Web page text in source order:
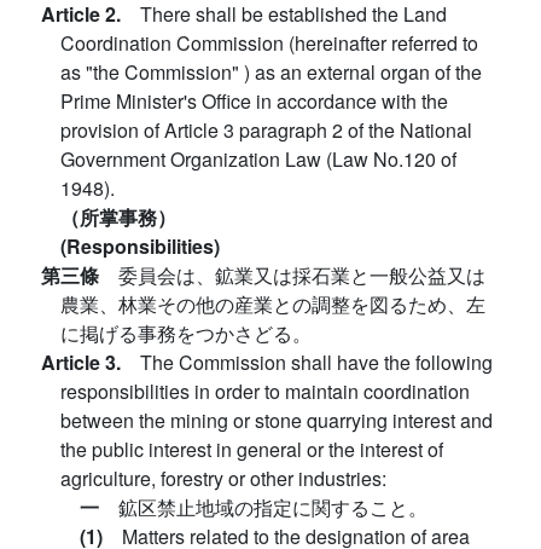
Article 2. There shall be established the Land
Coordination Commission (hereinafter referred to
as "the Commission" ) as an external organ of the
Prime Minister's Office in accordance with the
provision of Article 3 paragraph 2 of the National
Government Organization Law (Law No.120 of
1948).
（所掌事務）
(Responsibilities)
第三條 委員会は、鉱業又は採石業と一般公益又は
農業、林業その他の産業との調整を図るため、左
に掲げる事務をつかさどる。
Article 3. The Commission shall have the following
responsibilities in order to maintain coordination
between the mining or stone quarrying interest and
the public interest in general or the interest of
agriculture, forestry or other industries:
一 鉱区禁止地域の指定に関すること。
(1) Matters related to the designation of area